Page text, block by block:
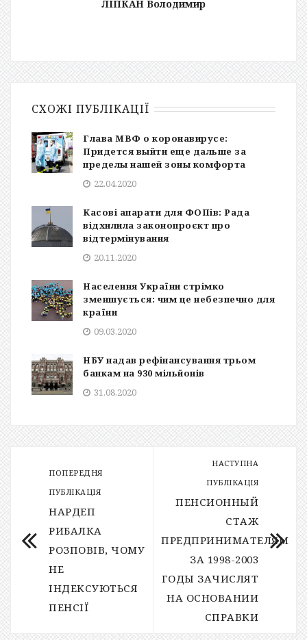
ЛІПКАН Володимир
СХОЖІ ПУБЛІКАЦІЇ
Глава МВФ о коронавирусе:
Придется выйти еще дальше за
пределы нашей зоны комфорта
22.04.2020
Касові апарати для ФОПів: Рада
відхилила законопроєкт про
відтермінування
20.11.2020
Населення України стрімко
зменшується: чим це небезпечно для
країни
09.03.2020
НБУ надав рефінансування трьом
банкам на 930 мільйонів
31.08.2020
ПОПЕРЕДНЯ
ПУБЛІКАЦІЯ
НАРДЕП
РИБАЛКА
РОЗПОВІВ, ЧОМУ
НЕ
ІНДЕКСУЮТЬСЯ
ПЕНСІЇ
НАСТУПНА
ПУБЛІКАЦІЯ
ПЕНСИОННЫЙ
СТАЖ
ПРЕДПРИНИМАТЕЛЯМ
ЗА 1998-2003
ГОДЫ ЗАЧИСЛЯТ
НА ОСНОВАНИИ
СПРАВКИ